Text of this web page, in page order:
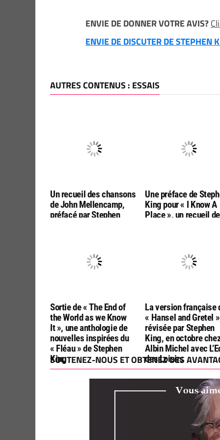
ENVIE DE DONNER VOTRE AVIS?
ENVIE DE DISCUTER DE
AUTRES CONTENUS : ESSAIS
Un recueil des chansons
de John Mellencamp,
préfacé par Stephen
Une préface de
King pour « I Know A
Place », un recueil de
Sortie de « The End of
the World as we Know
It », une anthologie de
nouvelles inspirées du
« Fléau » de Stephen
King
La version française
« Hansel and Gretel
révisée par Stephen
King, en octobre
Albin Michel avec
des Loisirs
SOUTENEZ-NOUS ET OBTENEZ DES